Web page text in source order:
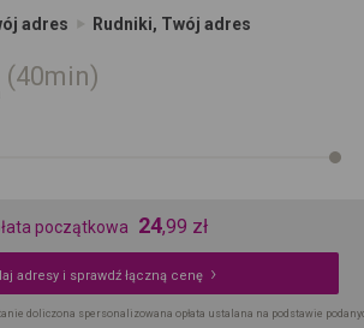
adres Rudniki, Twój adres
40min
początkowa 24,99 zł
adresy i sprawdź łączną cenę
doliczona spersonalizowana opłata ustalana na podstawie